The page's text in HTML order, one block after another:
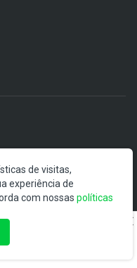
de visitas,
experiência de
com nossas políticas